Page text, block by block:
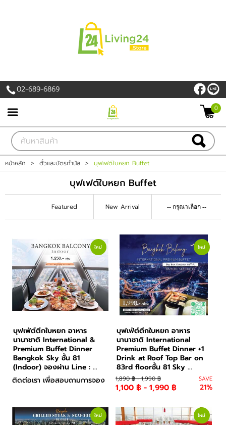
สมัครสมาชิก
สินค้าที่สนใจ( 0 )
PROMOTION
สินค้า
เครื่องใช้ไฟฟ้า
02-689-6869
0
หน้าหลัก > ตั๋วและบัตรกำนัล > บุฟเฟต์ใบหยก Buffet
บุฟเฟต์ใบหยก Buffet
Featured New Arrival
ใหม่
บุฟเฟ่ต์ตึกใบหยก อาหาร
นานาชาติ International &
Premium Buffet Dinner
Bangkok Sky ชั้น 81
(Indoor) จองผ่าน Line : ...
ติดต่อเรา เพื่อสอบถามการจอง
ใหม่
บุฟเฟ่ต์ตึกใบหยก อาหาร
นานาชาติ International
Premium Buffet Dinner +1
Drink at Roof Top Bar on
83rd floorชั้น 81 Sky ...
1,890 ฿ - 1,990 ฿
1,100 ฿ - 1,990 ฿
SAVE
21%
ใหม่ ใหม่